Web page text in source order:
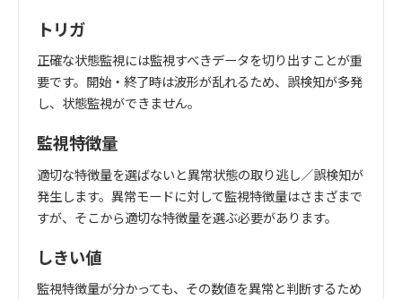
トリガ
正確な状態監視には監視すべきデータを切り出すことが重
要です。開始・終了時は波形が乱れるため、誤検知が多発
し、状態監視ができません。
監視特徴量
適切な特徴量を選ばないと異常状態の取り逃し／誤検知が
発生します。異常モードに対して監視特徴量はさまざまで
すが、そこから適切な特徴量を選ぶ必要があります。
しきい値
監視特徴量が分かっても、その数値を異常と判断するため